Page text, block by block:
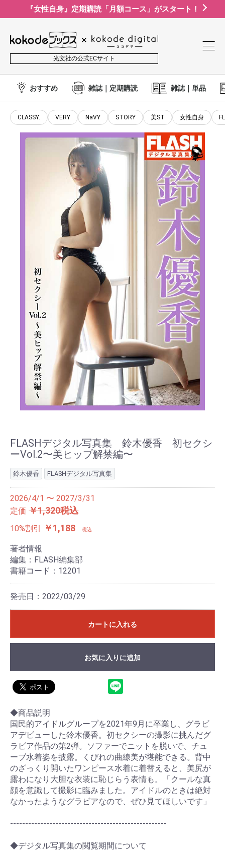
『女性自身』定期購読「月額コース」がスタート！
光文社の公式ECサイト
おすすめ 雑誌｜定期購読 雑誌｜単品
CLASSY. VERY NaVY STORY 美ST 女性自身
FLASHデジタル写真集 鈴木優香 初セクシ
ーVol.2〜美ヒップ解禁編〜
鈴木優香 FLASHデジタル写真集
2026/4/1 〜 2027/3/31
定価 ￥1,320税込
10%割引 ￥1,188 税込
著者情報
編集：FLASH編集部
書籍コード：12201
発売日：2022/03/29
カートに入れる
お気に入りに追加
◆商品説明
国民的アイドルグループを2021年9月に卒業し、グラビ
アデビューした鈴木優香。初セクシーの撮影に挑んだグ
ラビア作品の第2弾。ソファーでニットを脱いで、チュ
ーブ水着姿を披露。くびれの曲線美が堪能できる。背中
のざっくり開いたワンピース水着に着替えると、美尻が
露わになり大胆な衣装に恥じらう表情も。「クールな真
顔を意識して撮影に臨みました。アイドルのときは絶対
なかったようなグラビアなので、ぜひ見てほしいです」
----------------------------------------------------
◆デジタル写真集の閲覧期間について